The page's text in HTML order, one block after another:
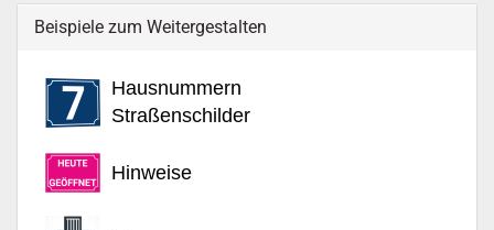
Beispiele zum Weitergestalten
Hausnummern
Straßenschilder
Hinweise